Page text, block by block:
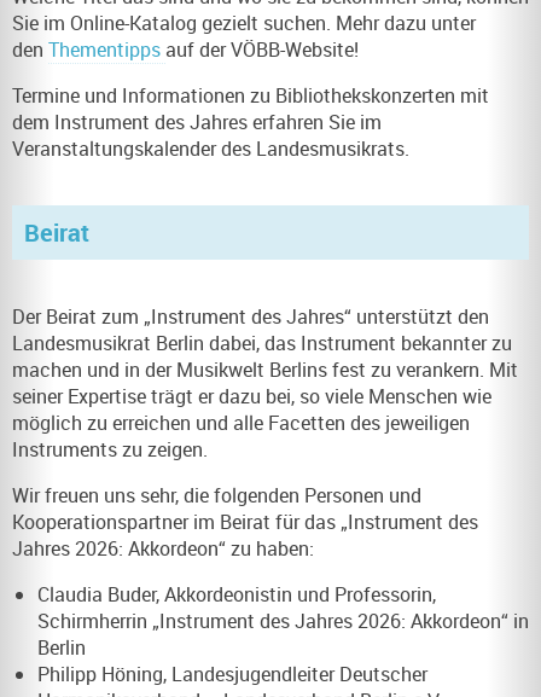
Sie im Online-Katalog gezielt suchen. Mehr dazu unter
den Thementipps auf der VÖBB-Website!
Termine und Informationen zu Bibliothekskonzerten mit
dem Instrument des Jahres erfahren Sie im
Veranstaltungskalender des Landesmusikrats.
Beirat
Der Beirat zum „Instrument des Jahres“ unterstützt den
Landesmusikrat Berlin dabei, das Instrument bekannter zu
machen und in der Musikwelt Berlins fest zu verankern. Mit
seiner Expertise trägt er dazu bei, so viele Menschen wie
möglich zu erreichen und alle Facetten des jeweiligen
Instruments zu zeigen.
Wir freuen uns sehr, die folgenden Personen und
Kooperationspartner im Beirat für das „Instrument des
Jahres 2026: Akkordeon“ zu haben:
Claudia Buder, Akkordeonistin und Professorin,
Schirmherrin „Instrument des Jahres 2026: Akkordeon“ in
Berlin
Philipp Höning, Landesjugendleiter Deutscher